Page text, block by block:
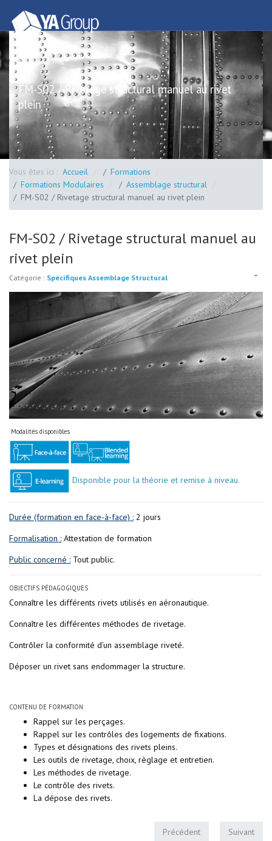
FM-S02 / Rivetage structural manuel au rivet
plein
Vous êtes ici : Accueil
Formations
Formations Modulaires
Assemblage structural
FM-S02 / Rivetage structural manuel au rivet plein
FM-S02 / Rivetage structural manuel au
rivet plein
Catégorie : Spécifiques Assemblage Structural
Modalités disponibles
Disponible pour la théorie et remise à niveau.
Durée (formation en face-à-face) : 2 jours
Formalisation : Attestation de formation
Public concerné : Tout public.
OBJECTIFS PÉDAGOGIQUES
Connaître les différents rivets utilisés en aéronautique.
Connaître les différentes méthodes de rivetage.
Contrôler la conformité d’un assemblage riveté.
Déposer un rivet sans endommager la structure.
CONTENU DE FORMATION
Rappel sur les perçages.
Rappel sur les contrôles des logements de fixations.
Types et désignations des rivets pleins.
Les outils de rivetage, choix, règlage et entretien.
Les méthodes de rivetage.
Le contrôle des rivets.
La dépose des rivets.
Précédent Suivant